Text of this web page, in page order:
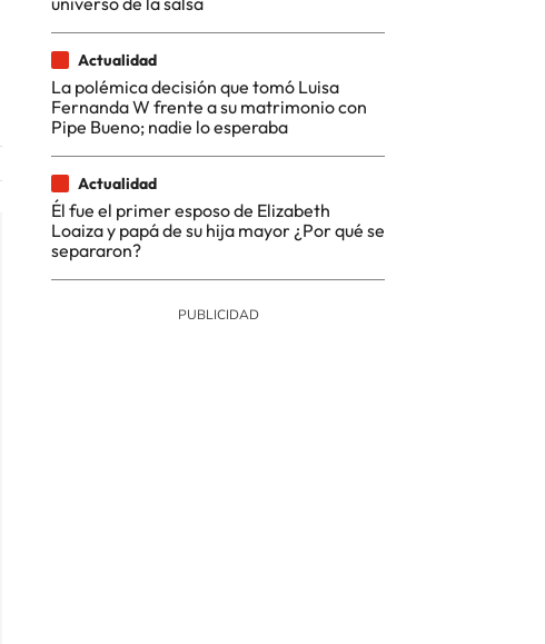
Actualidad
La polémica decisión que tomó Luisa
Fernanda W frente a su matrimonio con
Pipe Bueno; nadie lo esperaba
Actualidad
Él fue el primer esposo de Elizabeth
Loaiza y papá de su hija mayor ¿Por qué se
separaron?